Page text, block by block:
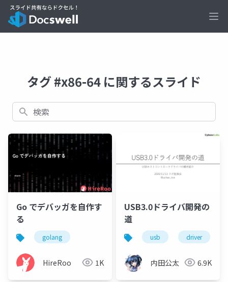
タグ #x86-64 に関するスライド
検索
Go でデバッガを自作す
る
golang
HireRoo 1K
USB3.0ドライバ開発の
道
usb driver
内田公太 6.9K